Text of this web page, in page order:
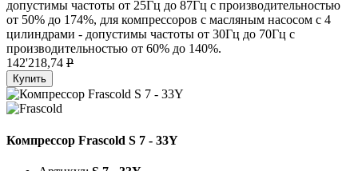
допустимы частоты от 25Гц до 87Гц с производительностью
от 50% до 174%, для компрессоров с масляным насосом с 4
цилиндрами - допустимы частоты от 30Гц до 70Гц с
производительностью от 60% до 140%.
142'218,74 P
Купить
Компрессор Frascold S 7 - 33Y